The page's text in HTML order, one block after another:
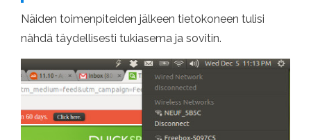
Näiden toimenpiteiden jälkeen tietokoneen tulisi
nähdä täydellisesti tukiasema ja sovitin.